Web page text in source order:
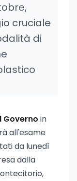
cruciale
di
Governo in
all'esame
da lunedì
dalla